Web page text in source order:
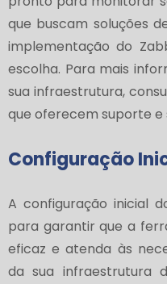
que buscam soluções
implementação do
escolha. Para mais
sua infraestrutura,
que oferecem suporte e
Configuração
A configuração inicial
para garantir que a
eficaz e atenda às
da sua infraestrutura